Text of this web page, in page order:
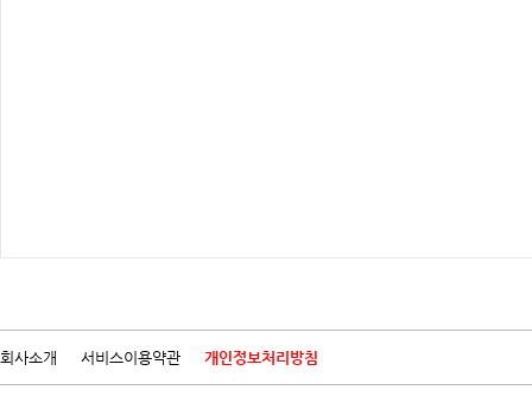
회사소개 서비스이용약관 개인정보처리방침